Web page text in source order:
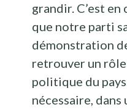
grandir. C’est
que notre parti
démonstration
retrouver un
politique du
nécessaire,